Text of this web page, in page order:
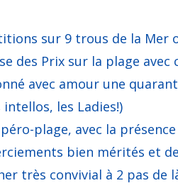
sur 9 trous de la Mer
des Prix sur la plage avec
avec amour une
intellos, les Ladies!)
plage, avec la
bien mérités et
très convivial à 2 pas de